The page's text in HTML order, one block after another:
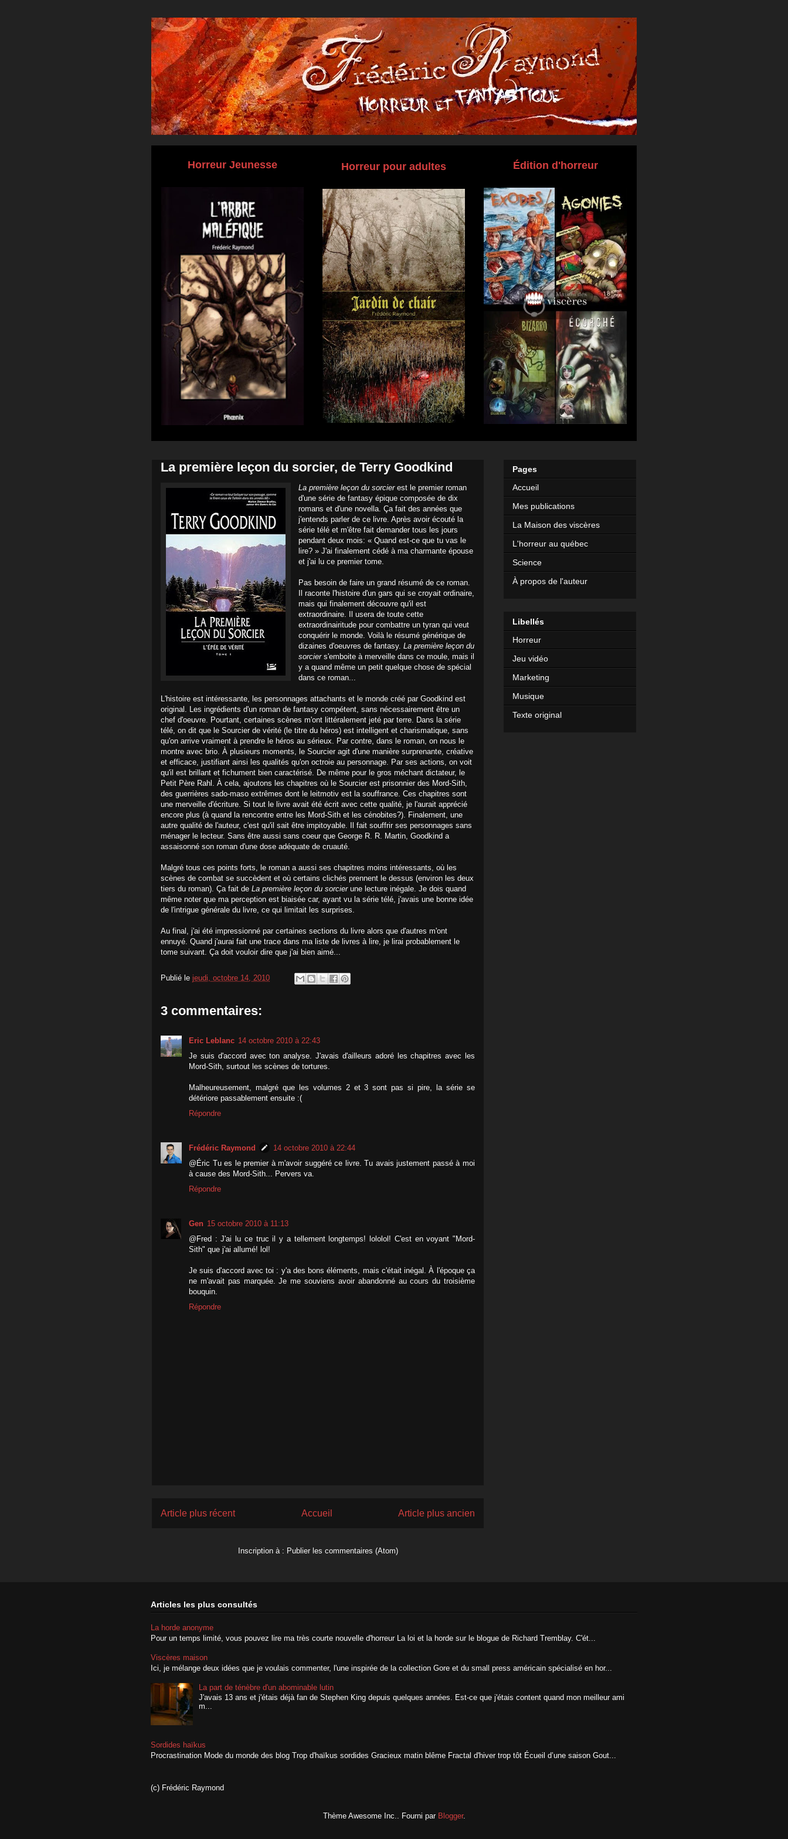
Horreur Jeunesse Horreur pour adultes Édition d'horreur
La première leçon du sorcier, de Terry Goodkind
La première leçon du sorcierest le premier roman
d'une série de fantasy épique composée de dix
romans et d'une novella. Ça fait des années que
j'entends parler de ce livre. Après avoir écouté la
série télé et m'être fait demander tous les jours
pendant deux mois: « Quand est-ce que tu vas le
lire? » J'ai finalement cédé à ma charmante épouse
et j'ai lu ce premier tome.
Pas besoin de faire un grand résumé de ce roman.
Il raconte l'histoire d'un gars qui se croyait ordinaire,
mais qui finalement découvre qu'il est
extraordinaire. Il usera de toute cette
extraordinairitude pour combattre un tyran qui veut
conquérir le monde. Voilà le résumé générique de
dizaines d'oeuvres de fantasy. La première leçon du
sorciers'emboite à merveille dans ce moule, mais il
y a quand même un petit quelque chose de spécial
dans ce roman...
L'histoire est intéressante, les personnages attachants et le monde créé par Goodkind est
original. Les ingrédients d'un roman de fantasy compétent, sans nécessairement être un
chef d'oeuvre. Pourtant, certaines scènes m'ont littéralement jeté par terre. Dans la série
télé, on dit que le Sourcier de vérité (le titre du héros) est intelligent et charismatique, sans
qu'on arrive vraiment à prendre le héros au sérieux. Par contre, dans le roman, on nous le
montre avec brio. À plusieurs moments, le Sourcier agit d'une manière surprenante, créative
et efficace, justifiant ainsi les qualités qu'on octroie au personnage. Par ses actions, on voit
qu'il est brillant et fichument bien caractérisé. De même pour le gros méchant dictateur, le
Petit Père Rahl. À cela, ajoutons les chapitres où le Sourcier est prisonnier des Mord-Sith,
des guerrières sado-maso extrêmes dont le leitmotiv est la souffrance. Ces chapitres sont
une merveille d'écriture. Si tout le livre avait été écrit avec cette qualité, je l'aurait apprécié
encore plus (à quand la rencontre entre les Mord-Sith et les cénobites?). Finalement, une
autre qualité de l'auteur, c'est qu'il sait être impitoyable. Il fait souffrir ses personnages sans
ménager le lecteur. Sans être aussi sans coeur que George R. R. Martin, Goodkind a
assaisonné son roman d'une dose adéquate de cruauté.
Malgré tous ces points forts, le roman a aussi ses chapitres moins intéressants, où les
scènes de combat se succèdent et où certains clichés prennent le dessus (environ les deux
tiers du roman). Ça fait de La première leçon du sorcierune lecture inégale. Je dois quand
même noter que ma perception est biaisée car, ayant vu la série télé, j'avais une bonne idée
de l'intrigue générale du livre, ce qui limitait les surprises.
Au final, j'ai été impressionné par certaines sections du livre alors que d'autres m'ont
ennuyé. Quand j'aurai fait une trace dans ma liste de livres à lire, je lirai probablement le
tome suivant. Ça doit vouloir dire que j'ai bien aimé...
Publié le jeudi, octobre 14, 2010
3 commentaires:
Eric Leblanc 14 octobre 2010 à 22:43
Je suis d'accord avec ton analyse. J'avais d'ailleurs adoré les chapitres avec les
Mord-Sith, surtout les scènes de tortures.
Malheureusement, malgré que les volumes 2 et 3 sont pas si pire, la série se
détériore passablement ensuite :(
Répondre
Frédéric Raymond
14 octobre 2010 à 22:44
@Éric Tu es le premier à m'avoir suggéré ce livre. Tu avais justement passé à moi
à cause des Mord-Sith... Pervers va.
Répondre
Gen 15 octobre 2010 à 11:13
@Fred : J'ai lu ce truc il y a tellement longtemps! lololol! C'est en voyant "Mord-
Sith" que j'ai allumé! lol!
Je suis d'accord avec toi : y'a des bons éléments, mais c'était inégal. À l'époque ça
ne m'avait pas marquée. Je me souviens avoir abandonné au cours du troisième
bouquin.
Répondre
Article plus récent Article plus ancien
Accueil
Inscription à : Publier les commentaires (Atom)
Pages
Accueil
Mes publications
La Maison des viscères
L'horreur au québec
Science
À propos de l'auteur
Libellés
Horreur
Jeu vidéo
Marketing
Musique
Texte original
Articles les plus consultés
La horde anonyme
Pour un temps limité, vous pouvez lire ma très courte nouvelle d'horreur La loi et la horde sur le blogue de Richard Tremblay. C'ét...
Viscères maison
Ici, je mélange deux idées que je voulais commenter, l'une inspirée de la collection Gore et du small press américain spécialisé en hor...
La part de ténèbre d'un abominable lutin
J'avais 13 ans et j'étais déjà fan de Stephen King depuis quelques années. Est-ce que j'étais content quand mon meilleur ami
m...
Sordides haïkus
Procrastination Mode du monde des blog Trop d'haïkus sordides Gracieux matin blême Fractal d'hiver trop tôt Écueil d’une saison Gout...
(c) Frédéric Raymond
Thème Awesome Inc.. Fourni par Blogger.